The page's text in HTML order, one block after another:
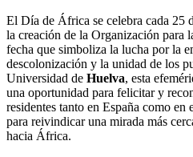
El Día de África se celebra cada 25
la creación de la Organización para
fecha que simboliza la lucha por la
descolonización y la unidad de los
Universidad de Huelva, esta
una oportunidad para felicitar y
residentes tanto en España como
para reivindicar una mirada más
hacia África.